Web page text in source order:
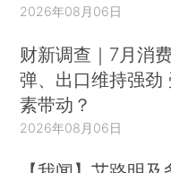
2026年08月06日
财新调查｜7月消
弹、出口维持强劲
素带动？
2026年08月06日